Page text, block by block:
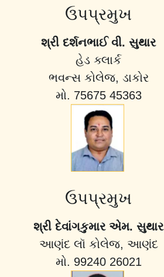
ઉપપ્રમુખ
શ્રી દર્શનભાઈ વી. સુથાર
હેડ ક્લાર્ક
ભવન્સ કોલેજ, ડાકોર
મો. 75675 45363
ઉપપ્રમુખ
શ્રી દેવાંગકુમાર એમ. સુથાર
આણંદ લૉ કોલેજ, આણંદ
મો. 99240 26021